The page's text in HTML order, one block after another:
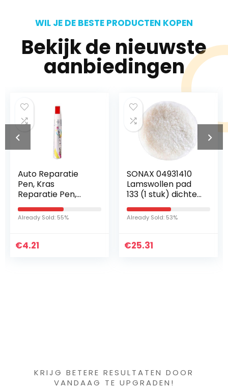
WIL JE DE BESTE PRODUCTEN KOPEN
Bekijk de nieuwste
aanbiedingen
SONAX 04931410
Lamswollen pad
133 (1 stuk) dichte,
hoogwaardige
vacht voor de
verwerking van
len en…
Already Sold: 53%
€25.31
TXSA Lederen
Patchkit
Zelfklevende
Lederen Patches,
lederen
reparatieset
kunstleer,
Already Sold: 68%
€16.92
KRIJG BETERE RESULTATEN DOOR
VANDAAG TE UPGRADEN!